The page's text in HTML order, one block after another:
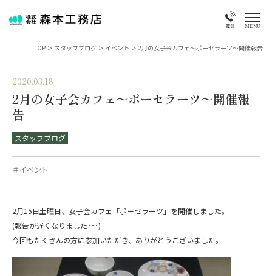
電話 MENU
TOP > スタッフブログ > イベント > 2月の女子会カフェ～ポーセラーツ～開催報告
2020.03.18
2月の女子会カフェ～ポーセラーツ～開催報
告
スタッフブログ
＃イベント
2月15日土曜日、女子会カフェ「ポーセラーツ」を開催しました。
(報告が遅くなりました･･･)
今回もたくさんの方に参加いただき、ありがとうございました。